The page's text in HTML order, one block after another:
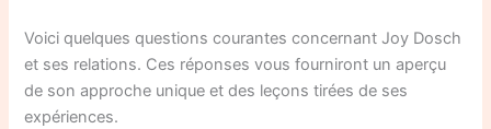
Voici quelques questions courantes concernant Joy Dosch
et ses relations. Ces réponses vous fourniront un aperçu
de son approche unique et des leçons tirées de ses
expériences.